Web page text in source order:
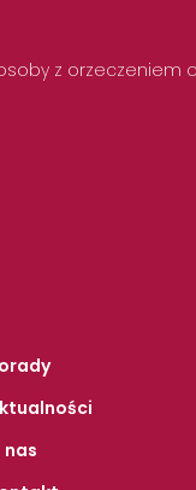
z orzeczeniem
nas